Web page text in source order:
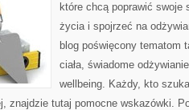
które chcą poprawić
życia i spojrzeć na
blog poświęcony tematom
ciała, świadome
wellbeing. Każdy, kto
znajdzie tutaj pomocne wskazówki.